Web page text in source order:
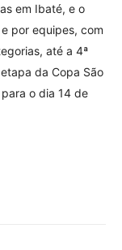
em Ibaté, e o
por equipes, com
até a 4ª
da Copa São
o dia 14 de